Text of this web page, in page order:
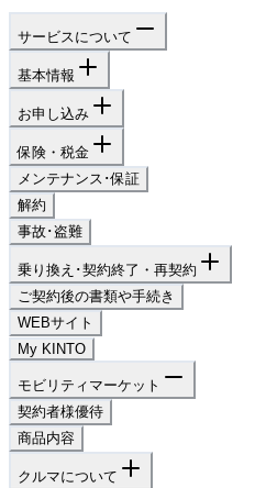
サービスについて
基本情報
お申し込み
保険・税金
メンテナンス･保証
解約
事故･盗難
乗り換え･契約終了・再契約
ご契約後の書類や手続き
WEBサイト
My KINTO
モビリティマーケット
契約者様優待
商品内容
クルマについて